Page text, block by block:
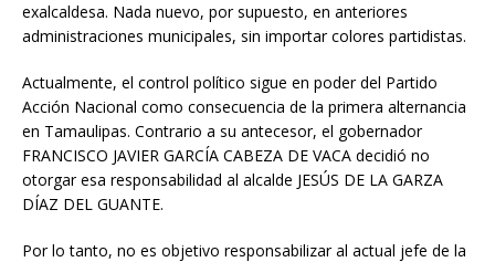
exalcaldesa. Nada nuevo, por supuesto, en anteriores
administraciones municipales, sin importar colores partidistas.
Actualmente, el control político sigue en poder del Partido
Acción Nacional como consecuencia de la primera alternancia
en Tamaulipas. Contrario a su antecesor, el gobernador
FRANCISCO JAVIER GARCÍA CABEZA DE VACA decidió no
otorgar esa responsabilidad al alcalde JESÚS DE LA GARZA
DÍAZ DEL GUANTE.
Por lo tanto, no es objetivo responsabilizar al actual jefe de la